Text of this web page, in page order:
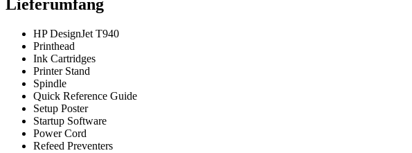
Lieferumfang
HP DesignJet T940
Printhead
Ink Cartridges
Printer Stand
Spindle
Quick Reference Guide
Setup Poster
Startup Software
Power Cord
Refeed Preventers